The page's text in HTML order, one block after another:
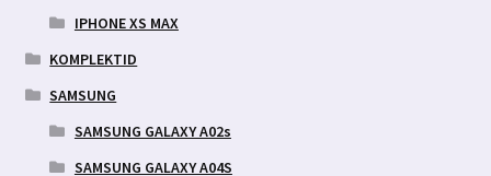
IPHONE XS MAX
KOMPLEKTID
SAMSUNG
SAMSUNG GALAXY A02s
SAMSUNG GALAXY A04S